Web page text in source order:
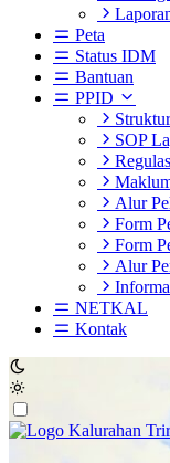
Peta
Status IDM
Bantuan
PPID
SOP
Alur
Form
Form
Alur
NETKAL
Kontak